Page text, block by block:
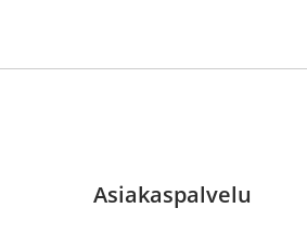
Asiakaspalvelu